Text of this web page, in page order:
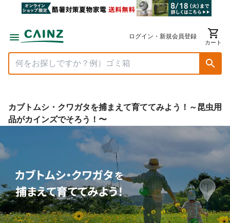
ログイン・新規会員登録
カート
カブトムシ・クワガタを捕まえて育ててみよう！～昆虫用
品がカインズでそろう！〜